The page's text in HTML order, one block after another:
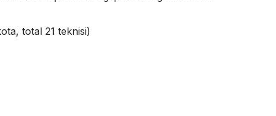
total 21 teknisi)